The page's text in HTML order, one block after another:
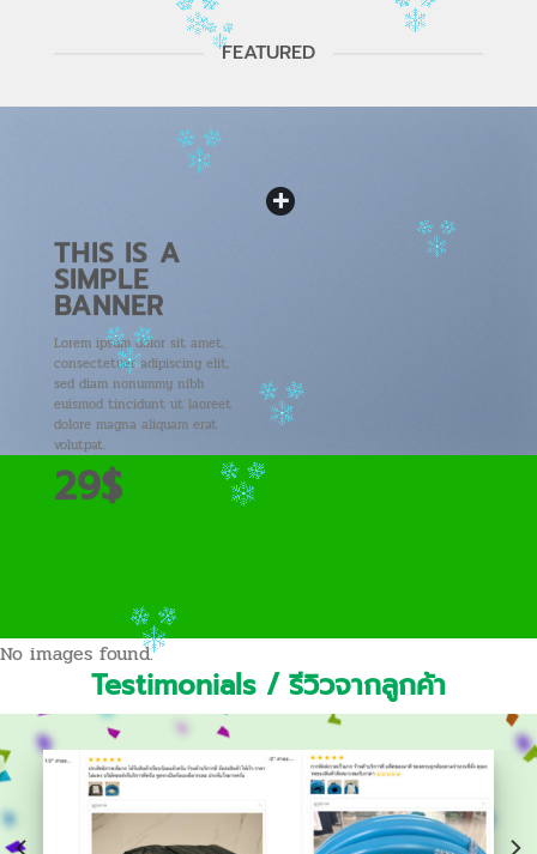
FEATURED
THIS IS A
SIMPLE
BANNER
Lorem ipsum dolor sit amet,
consectetuer adipiscing elit,
sed diam nonummy nibh
euismod tincidunt ut laoreet
dolore magna aliquam erat
volutpat.
29$
No images found.
Testimonials / รีวิวจากลูกค้า